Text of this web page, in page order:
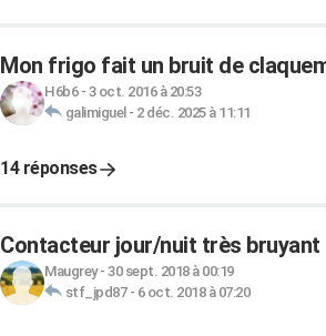
Mon frigo fait un bruit de
H6b6- 3 oct. 2016 à 20:53
galimiguel - 2 déc. 2025 à 11:11
14 réponses
Contacteur jour/nuit très bruyant
Maugrey- 30 sept. 2018 à 00:19
stf_jpd87- 6 oct. 2018 à 07:20